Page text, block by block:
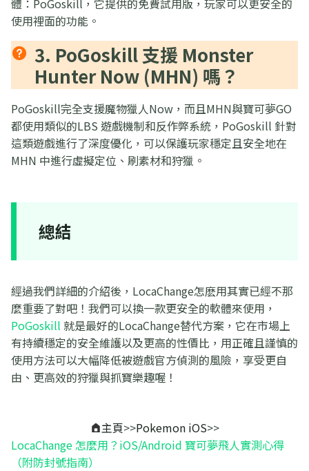
使用裡面的功能。
3. PoGoskill 支援 Monster
Hunter Now (MHN) 嗎？
PoGoskill完全支援魔物獵人Now，而且MHN與寶可夢GO
都使用類似的LBS 遊戲機制和反作弊系統，PoGoskill 針對
這類遊戲進行了深度優化，可以保護玩家穩定且安全地在
MHN 中進行虛擬定位、刷素材和狩獵。
總結
經過我們詳細的介紹後，LocaChange怎麽用其實已經不那
麼重要了對吧！我們可以換一款更安全的軟體來使用，
PoGoskill 就是最好的LocaChange替代方案，它在市場上
有持續穩定的安全維護以及更高的性價比，用正確且謹慎的
使用方法可以大幅降低被遊戲官方偵測的風險，享受更自
由、更高效的狩獵與抓寶樂趣喔！
主頁>>Pokemon iOS>>
LocaChange 怎麼用？iOS/Android 寶可夢飛人實測心得
（附防封號指南）